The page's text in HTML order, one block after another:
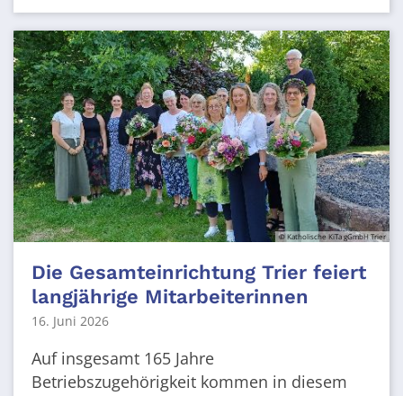
© Katholische KiTa gGmbH Trier
Die Gesamteinrichtung Trier feiert
langjährige Mitarbeiterinnen
16. Juni 2026
Auf insgesamt 165 Jahre
Betriebszugehörigkeit kommen in diesem